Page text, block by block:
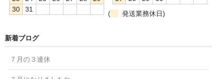
30
31
(
発送業務休日)
新着ブログ
７月の３連休